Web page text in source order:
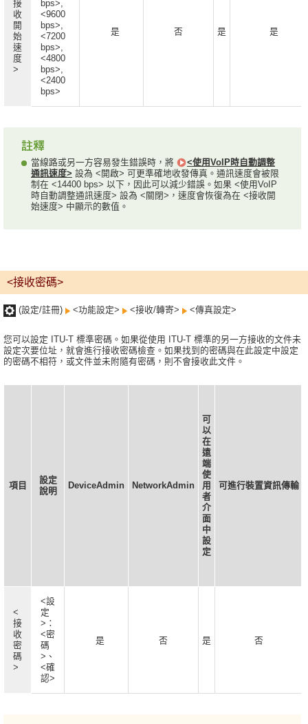
接
收
開
始
速
度
>
bps>,
<9600
bps>,
<7200
bps>,
<4800
bps>,
<2400
bps>
是 否 是 是
當線路或另一方容易發生錯誤時，將
<使用VoIP時自動調整
通訊速度> 設為 <開啟> 可更準確地收發傳真。通訊速度會被限
制在 <14400 bps> 以下，因此可以減少錯誤。如果 <使用VoIP
時自動調整通訊速度> 設為 <關閉>，速度會恢復為在 <接收開
始速度> 中顯示的數值。
<接收密碼>
(設定/註冊) <功能設定> <接收/轉寄> <傳真設定>
您可以設定 ITU-T 標準密碼。如果從使用 ITU-T 標準的另一方接收的文件未
設定次要位址，就會進行接收密碼檢查。如果找到的密碼與在此設定中設定
的密碼不相符，或文件並未附隨有密碼，則不會接收此文件。
項目
設定
說明
DeviceAdmin NetworkAdmin
可
以
在
遠
端
使
用
者
介
面
中
設
定
可進行裝置資訊傳輸
<
接
收
密
碼
>
<設
定
>：
<密
碼
>、
<確
認>
是 否 是 否